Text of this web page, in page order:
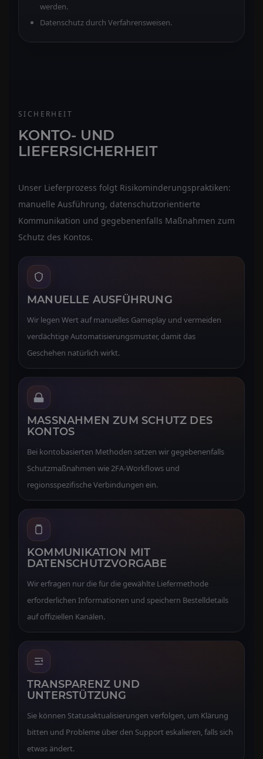
werden.
Datenschutz durch Verfahrensweisen.
SICHERHEIT
KONTO- UND
LIEFERSICHERHEIT
Unser Lieferprozess folgt Risikominderungspraktiken:
manuelle Ausführung, datenschutzorientierte
Kommunikation und gegebenenfalls Maßnahmen zum
Schutz des Kontos.
MANUELLE AUSFÜHRUNG
Wir legen Wert auf manuelles Gameplay und vermeiden
verdächtige Automatisierungsmuster, damit das
Geschehen natürlich wirkt.
MASSNAHMEN ZUM SCHUTZ DES K
ONTOS
Bei kontobasierten Methoden setzen wir gegebenenfalls
Schutzmaßnahmen wie 2FA-Workflows und
regionsspezifische Verbindungen ein.
KOMMUNIKATION MIT
DATENSCHUTZVORGABE
Wir erfragen nur die für die gewählte Liefermethode
erforderlichen Informationen und speichern Bestelldetails
auf offiziellen Kanälen.
TRANSPARENZ UND
UNTERSTÜTZUNG
Sie können Statusaktualisierungen verfolgen, um Klärung
bitten und Probleme über den Support eskalieren, falls sich
etwas ändert.